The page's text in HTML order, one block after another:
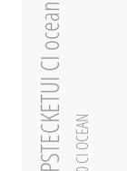
PAPPSTECKETUI CI ocean